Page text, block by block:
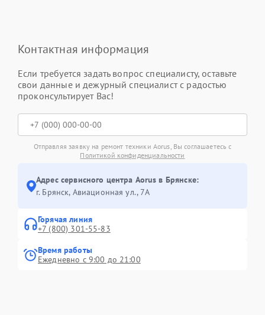
Контактная информация
Если требуется задать вопрос специалисту, оставьте
свои данные и дежурный специалист с радостью
проконсультирует Вас!
Отправляя заявку на ремонт техники Aorus, Вы соглашаетесь с
Политикой конфиденциальности
Адрес сервисного центра Aorus в Брянске:
г. Брянск, Авиационная ул., 7А
Горячая линия
+7 (800) 301-55-83
Время работы
Ежедневно с 9:00 до 21:00